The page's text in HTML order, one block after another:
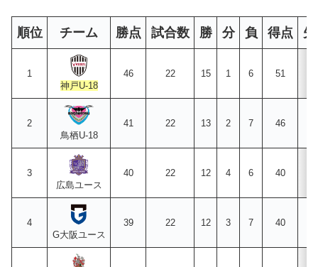
順位 チーム 勝点 試合数 勝 分 負 得点
1
神戸U-18
46 22 15 1 6 51
2
鳥栖U-18
41 22 13 2 7 46
3
広島ユース
40 22 12 4 6 40
4
G大阪ユース
39 22 12 3 7 40